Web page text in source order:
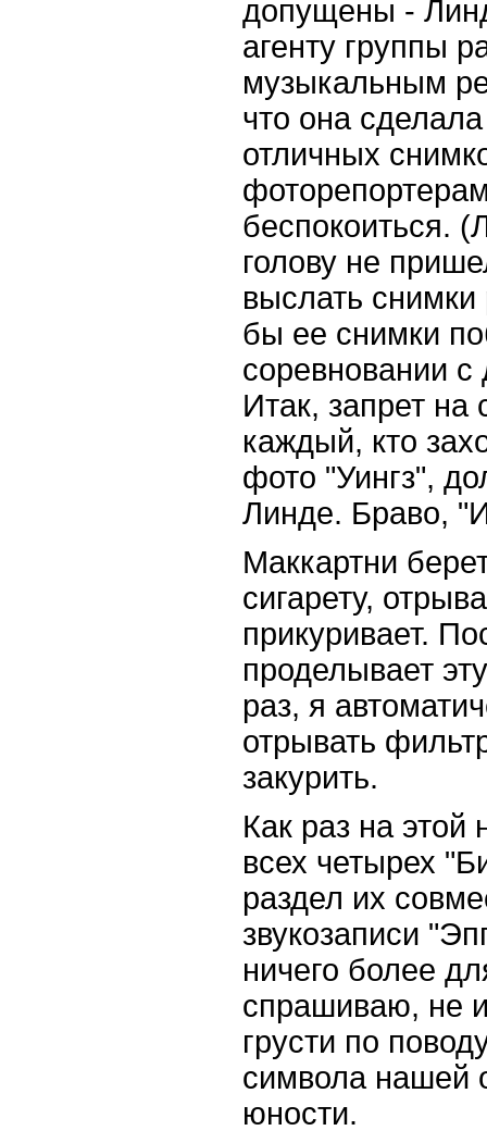
допущены -
агенту группы
музыкальным
что она
отличных
беспокоиться.
голову не
выслать снимки
бы ее снимки
соревновании
Итак, запрет
каждый, кто
фото "Уингз",
Линде. Браво,
Маккартни
сигарету,
прикуривает.
проделывает
раз, я
отрывать
закурить.
Как раз на
всех четырех
раздел их
звукозаписи
ничего более
спрашиваю, не
грусти по
символа
юности.